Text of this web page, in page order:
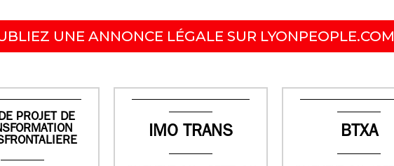
UNE ANNONCE LÉGALE SUR LYONPEOPLE.COM
PROJET DE
IMO TRANS BTXA